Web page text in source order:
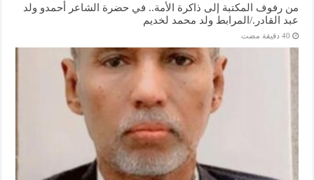
من رفوف المكتبة إلى ذاكرة الأمة.. في حضرة الشاعر أحمدو ولد
عبد القادر./المرابط ولد محمد لخديم